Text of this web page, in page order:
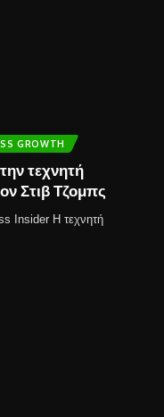
GROWTH
τεχνητή
Στιβ Τζομπς
Insider Η τεχνητή